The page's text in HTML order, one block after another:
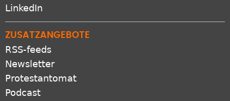
LinkedIn
ZUSATZANGEBOTE
RSS-feeds
Newsletter
Protestantomat
Podcast